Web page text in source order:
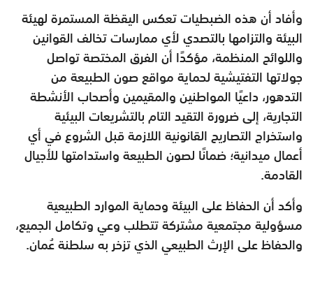
وأفاد أن هذه الضبطيات تعكس اليقظة المستمرة لهيئة
البيئة والتزامها بالتصدي لأي ممارسات تخالف القوانين
واللوائح المنظمة، مؤكدًا أن الفرق المختصة تواصل
جولاتها التفتيشية لحماية مواقع صون الطبيعة من
التدهور، داعيًا المواطنين والمقيمين وأصحاب الأنشطة
التجارية، إلى ضرورة التقيد التام بالتشريعات البيئية
واستخراج التصاريح القانونية اللازمة قبل الشروع في أي
أعمال ميدانية؛ ضمانًا لصون الطبيعة واستدامتها للأجيال
القادمة.
وأكد أن الحفاظ على البيئة وحماية الموارد الطبيعية
مسؤولية مجتمعية مشتركة تتطلب وعي وتكامل الجميع،
والحفاظ على الإرث الطبيعي الذي تزخر به سلطنة عُمان.